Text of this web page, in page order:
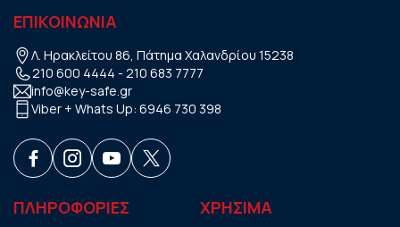
ΕΠΙΚΟΙΝΩΝΙΑ
Λ. Ηρακλείτου 86, Πάτημα Χαλανδρίου 15238
210 600 4444 - 210 683 7777
info@key-safe.gr
Viber + Whats Up: 6946 730 398
ΠΛΗΡΟΦΟΡΙΕΣ ΧΡHΣΙΜΑ